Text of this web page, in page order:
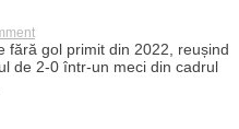
on
CFR
Cluj
leagă
fără gol primit din 2022, reușind
de 2-0 într-un meci din cadrul